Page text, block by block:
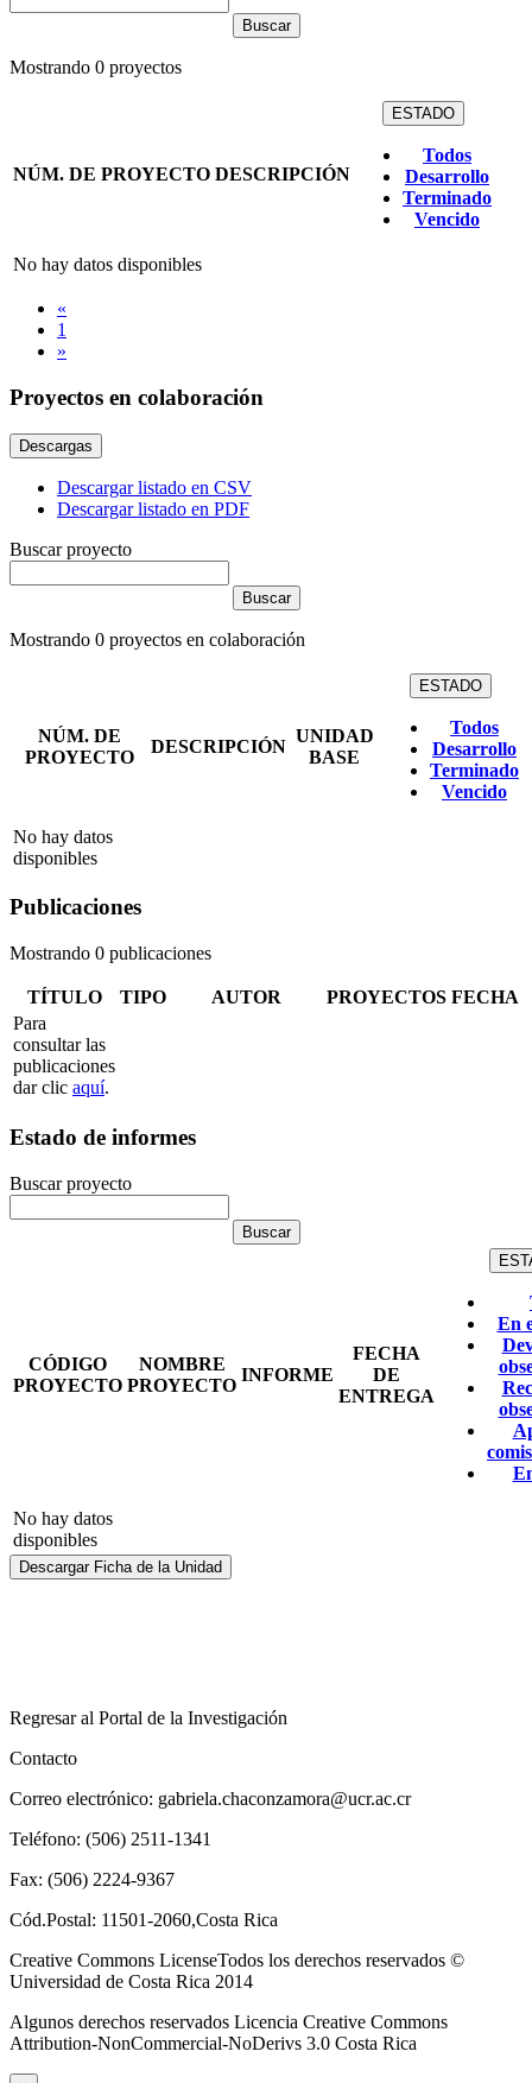
Mostrando 0 proyectos
NÚM. DE PROYECTO DESCRIPCIÓN
ESTADO
Todos
Desarrollo
Terminado
Vencido
No hay datos disponibles
«
1
»
Proyectos en colaboración
Descargas
Descargar listado en CSV
Descargar listado en PDF
Buscar proyecto
Mostrando 0 proyectos en colaboración
NÚM. DE
PROYECTO
DESCRIPCIÓN
UNIDAD
BASE
ESTADO
Todos
Desarrollo
Terminado
Vencido
No hay datos
disponibles
Publicaciones
Mostrando 0 publicaciones
TÍTULO TIPO AUTOR PROYECTOS FECHA
Para
consultar las
publicaciones
dar clic aquí.
Estado de informes
Buscar proyecto
CÓDIGO
PROYECTO
NOMBRE
PROYECTO
INFORME
FECHA
DE
ENTREGA
En
No hay datos
disponibles
Descargar Ficha de la Unidad
Regresar al Portal de la Investigación
Contacto
Correo electrónico: gabriela.chaconzamora@ucr.ac.cr
Teléfono: (506) 2511-1341
Fax: (506) 2224-9367
Cód.Postal: 11501-2060,Costa Rica
Creative Commons LicenseTodos los derechos reservados ©
Universidad de Costa Rica 2014
Algunos derechos reservados Licencia Creative Commons
Attribution-NonCommercial-NoDerivs 3.0 Costa Rica